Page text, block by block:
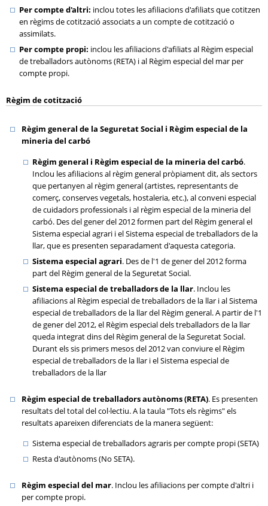
Per compte d'altri: inclou totes les afiliacions d'afiliats que cotitzen
en règims de cotització associats a un compte de cotització o
assimilats.
Per compte propi: inclou les afiliacions d'afiliats al Règim especial
de treballadors autònoms (RETA) i al Règim especial del mar per
compte propi.
Règim de cotització
Règim general de la Seguretat Social i Règim especial de la
mineria del carbó
Règim general i Règim especial de la mineria del carbó.
Inclou les afiliacions al règim general pròpiament dit, als sectors
que pertanyen al règim general (artistes, representants de
comerç, conserves vegetals, hostaleria, etc.), al conveni especial
de cuidadors professionals i al règim especial de la mineria del
carbó. Des del gener del 2012 formen part del Règim general el
Sistema especial agrari i el Sistema especial de treballadors de la
llar, que es presenten separadament d'aquesta categoria.
Sistema especial agrari. Des de l'1 de gener del 2012 forma
part del Règim general de la Seguretat Social.
Sistema especial de treballadors de la llar. Inclou les
afiliacions al Règim especial de treballadors de la llar i al Sistema
especial de treballadors de la llar del Règim general. A partir de l'1
de gener del 2012, el Règim especial dels treballadors de la llar
queda integrat dins del Règim general de la Seguretat Social.
Durant els sis primers mesos del 2012 van conviure el Règim
especial de treballadors de la llar i el Sistema especial de
treballadors de la llar
Règim especial de treballadors autònoms (RETA). Es presenten
resultats del total del col·lectiu. A la taula "Tots els règims" els
resultats apareixen diferenciats de la manera següent:
Sistema especial de treballadors agraris per compte propi (SETA)
Resta d'autònoms (No SETA).
Règim especial del mar. Inclou les afiliacions per compte d'altri i
per compte propi.